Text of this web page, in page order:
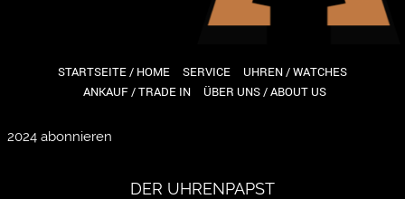
STARTSEITE / HOME SERVICE
UHREN / WATCHES
ANKAUF / TRADE IN
ÜBER UNS / ABOUT US
2024 abonnieren
DER UHRENPAPST